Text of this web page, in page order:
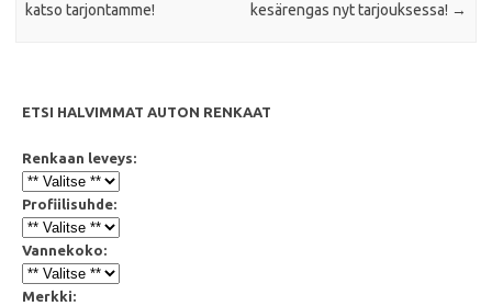
katso tarjontamme!
kesärengas nyt tarjouksessa! →
ETSI HALVIMMAT AUTON RENKAAT
Renkaan leveys:
Profiilisuhde:
Vannekoko:
Merkki: